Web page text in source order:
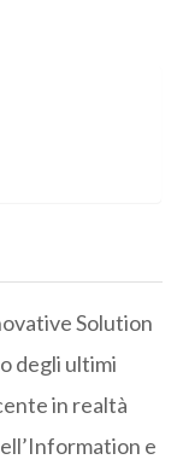
Solution
degli ultimi
in realtà
e